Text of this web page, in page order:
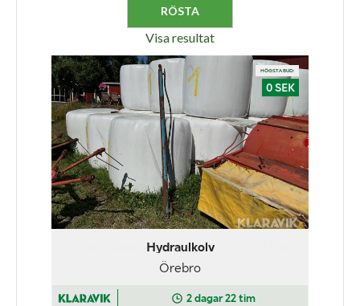
Visa resultat